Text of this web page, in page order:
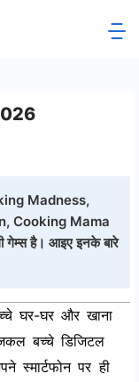
Madness,
Cooking Mama
गेम्स है। आइए इनके बारे
घर-घर और खाना
बच्चे डिजिटल
स्मार्टफोन पर ही